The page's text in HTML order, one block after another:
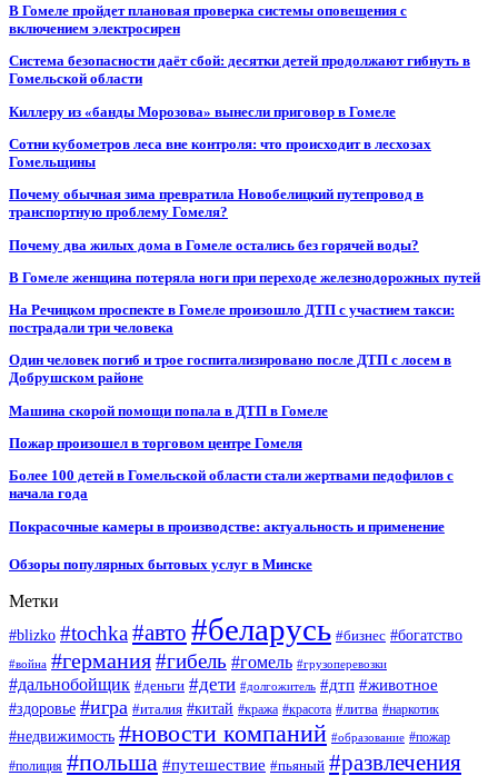
В Гомеле пройдет плановая проверка системы оповещения с
включением электросирен
Система безопасности даёт сбой: десятки детей продолжают гибнуть в
Гомельской области
Киллеру из «банды Морозова» вынесли приговор в Гомеле
Сотни кубометров леса вне контроля: что происходит в лесхозах
Гомельщины
Почему обычная зима превратила Новобелицкий путепровод в
транспортную проблему Гомеля?
Почему два жилых дома в Гомеле остались без горячей воды?
В Гомеле женщина потеряла ноги при переходе железнодорожных путей
На Речицком проспекте в Гомеле произошло ДТП с участием такси:
пострадали три человека
Один человек погиб и трое госпитализировано после ДТП с лосем в
Добрушском районе
Машина скорой помощи попала в ДТП в Гомеле
Пожар произошел в торговом центре Гомеля
Более 100 детей в Гомельской области стали жертвами педофилов с
начала года
Покрасочные камеры в производстве: актуальность и применение
Обзоры популярных бытовых услуг в Минске
Метки
#blizko #tochka#авто #беларусь #бизнес #богатство
#война #германия#гибель #гомель #грузоперевозки
#дальнобойщик #деньги #дети #долгожитель #дтп #животное
#здоровье #игра #италия #китай #кража #красота #литва #наркотик
#недвижимость #новости компаний #образование #пожар
#полиция #польша #путешествие #пьяный #развлечения